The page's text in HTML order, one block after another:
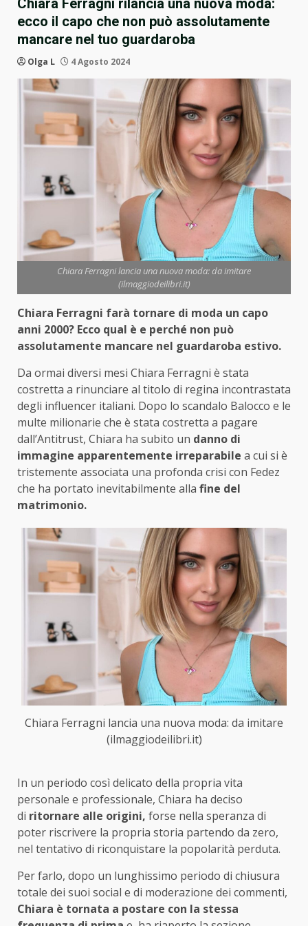
Chiara Ferragni rilancia una nuova moda:
ecco il capo che non può assolutamente
mancare nel tuo guardaroba
Olga L 4 Agosto 2024
Chiara Ferragni lancia una nuova moda: da imitare
(ilmaggiodeilibri.it)
Chiara Ferragni farà tornare di moda un capo
anni 2000? Ecco qual è e perché non può
assolutamente mancare nel guardaroba estivo.
Da ormai diversi mesi Chiara Ferragni è stata
costretta a rinunciare al titolo di regina incontrastata
degli influencer italiani. Dopo lo scandalo Balocco e le
multe milionarie che è stata costretta a pagare
dall’Antitrust, Chiara ha subito un danno di
immagine apparentemente irreparabile a cui si è
tristemente associata una profonda crisi con Fedez
che ha portato inevitabilmente alla fine del
matrimonio.
Chiara Ferragni lancia una nuova moda: da imitare
(ilmaggiodeilibri.it)
In un periodo così delicato della propria vita
personale e professionale, Chiara ha deciso
di ritornare alle origini, forse nella speranza di
poter riscrivere la propria storia partendo da zero,
nel tentativo di riconquistare la popolarità perduta.
Per farlo, dopo un lunghissimo periodo di chiusura
totale dei suoi social e di moderazione dei commenti,
Chiara è tornata a postare con la stessa